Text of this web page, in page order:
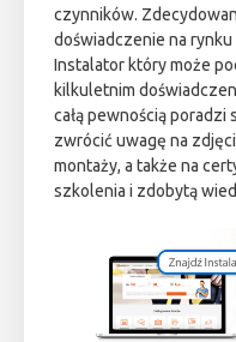
czynników.
doświadczenie na
Instalator który może
kilkuletnim
całą pewnością
zwrócić uwagę na
montaży, a także na
szkolenia i zdobytą